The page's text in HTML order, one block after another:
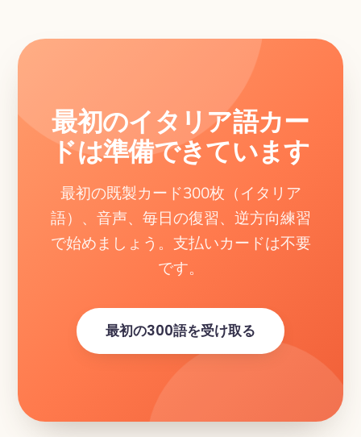
最初のイタリア語カー
ドは準備できています
最初の既製カード300枚（イタリア
語）、音声、毎日の復習、逆方向練習
で始めましょう。支払いカードは不要
です。
最初の300語を受け取る